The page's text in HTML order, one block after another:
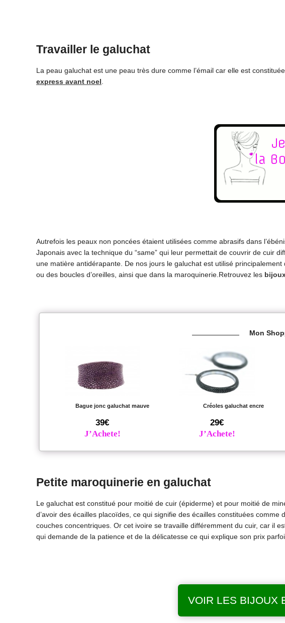
Travailler le galuchat
La peau galuchat est une peau très dure comme l’émail car elle est
express avant noel.
Autrefois les peaux non poncées étaient utilisées comme abrasifs dans
Japonais avec la technique du “same” qui leur permettait de couvrir de cuir
une matière antidérapante. De nos jours le galuchat est utilisé principalement
ou des boucles d’oreilles, ainsi que dans la maroquinerie.Retrouvez les
Mon
Bague jonc galuchat mauve
39€
J’Achete!
Créoles galuchat encre
29€
J’Achete!
Petite maroquinerie en galuchat
Le galuchat est constitué pour moitié de cuir (épiderme) et pour moitié de
d’avoir des écailles placoïdes, ce qui signifie des écailles constituées
couches concentriques. Or cet ivoire se travaille différemment du cuir, car il
qui demande de la patience et de la délicatesse ce qui explique son prix
VOIR LES BIJOUX